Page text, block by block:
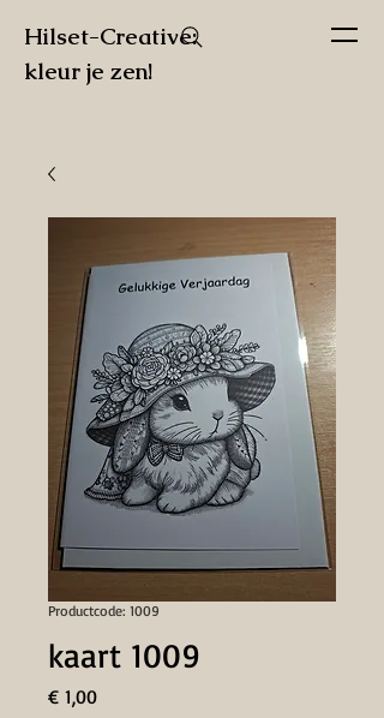
Hilset-Creative:
kleur je zen!
Productcode: 1009
kaart 1009
€ 1,00Prijs